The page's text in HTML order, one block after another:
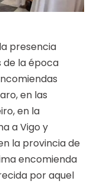
presencia
de la época
en las
en la
a Vigo y
la provincia de
encomienda
por aquel